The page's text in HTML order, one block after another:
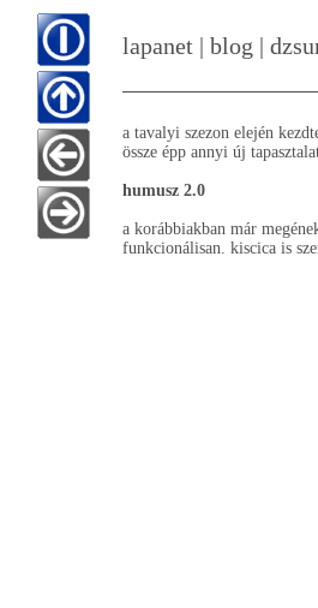
lapanet | blog |
a tavalyi szezon elején
össze épp annyi új
humusz 2.0
a korábbiakban már
funkcionálisan. kiscica is